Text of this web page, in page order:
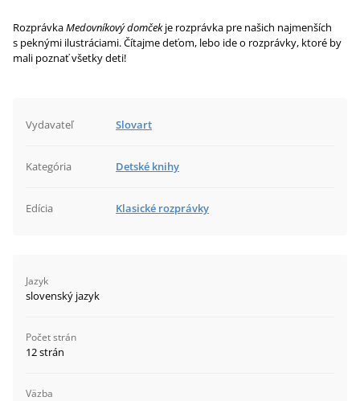
RozprávkaMedovníkový domčekje rozprávka pre našich najmenších
s peknými ilustráciami. Čítajme deťom, lebo ide o rozprávky, ktoré by
mali poznať všetky deti!
Vydavateľ Slovart
Kategória Detské knihy
Edícia Klasické rozprávky
Jazyk
slovenský jazyk
Počet strán
12 strán
Väzba